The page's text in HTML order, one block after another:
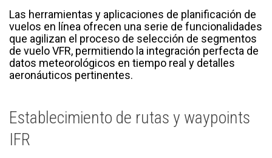
Las herramientas y aplicaciones de planificación de
vuelos en línea ofrecen una serie de funcionalidades
que agilizan el proceso de selección de segmentos
de vuelo VFR, permitiendo la integración perfecta de
datos meteorológicos en tiempo real y detalles
aeronáuticos pertinentes.
Establecimiento de rutas y waypoints
IFR